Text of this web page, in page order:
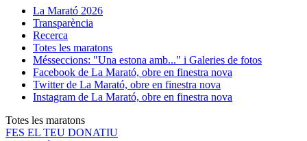
La Marató 2026
Transparència
Recerca
Totes les maratons
Mésseccions: "Una estona amb..." i Galeries de fotos
Facebook de La Marató, obre en finestra nova
Twitter de La Marató, obre en finestra nova
Instagram de La Marató, obre en finestra nova
Totes les maratons
FES EL TEU DONATIU